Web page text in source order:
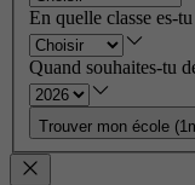
En quelle classe es-
Quand souhaites-tu
Trouver mon école